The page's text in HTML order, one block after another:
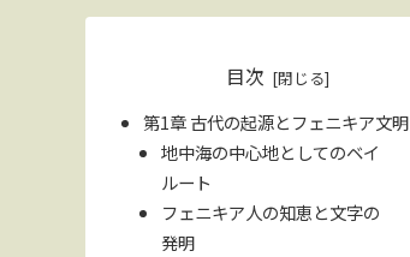
目次
第1章 古代の起源とフェニキア文明
地中海の中心地としてのベイ
ルート
フェニキア人の知恵と文字の
発明